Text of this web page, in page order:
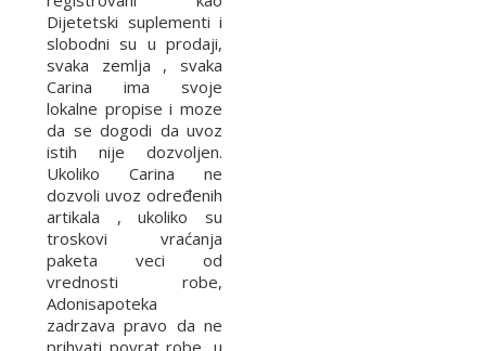
Dijetetski suplementi i
slobodni su u prodaji,
svaka zemlja , svaka
Carina ima svoje
lokalne propise i moze
da se dogodi da uvoz
istih nije dozvoljen.
Ukoliko Carina ne
dozvoli uvoz određenih
artikala , ukoliko su
troskovi vraćanja
paketa veci od
vrednosti robe,
Adonisapoteka
zadrzava pravo da ne